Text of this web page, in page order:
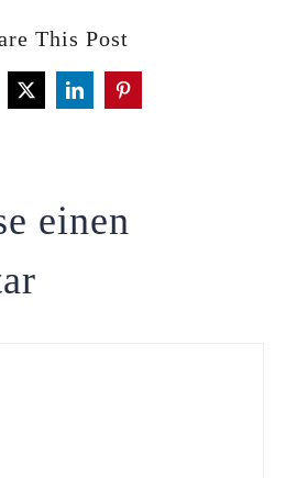
This Post
X LinkedInPinterest
einen